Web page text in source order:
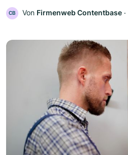
CB Von Firmenweb Contentbase ‧